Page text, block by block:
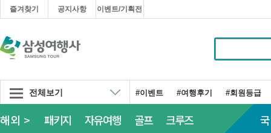
즐겨찾기 공지사항 이벤트/기획전
전체보기 #이벤트 #여행후기 #회원등급
해외 > 패키지 자유여행 골프 크루즈